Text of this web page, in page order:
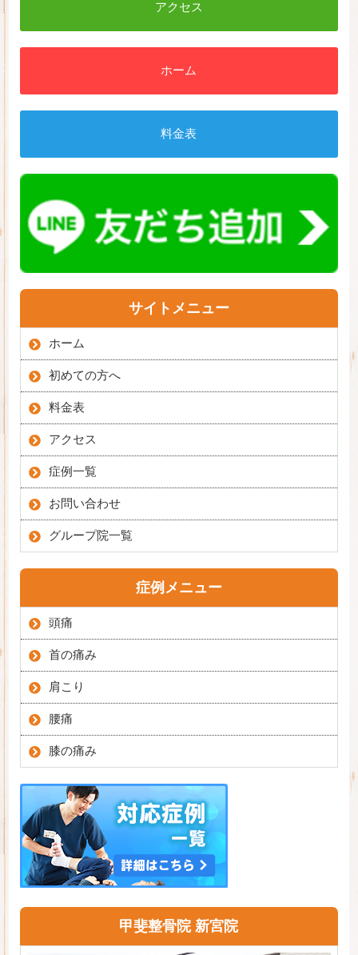
アクセス
ホーム
料金表
サイトメニュー
ホーム
初めての方へ
料金表
アクセス
症例一覧
お問い合わせ
グループ院一覧
症例メニュー
頭痛
首の痛み
肩こり
腰痛
膝の痛み
甲斐整骨院 新宮院